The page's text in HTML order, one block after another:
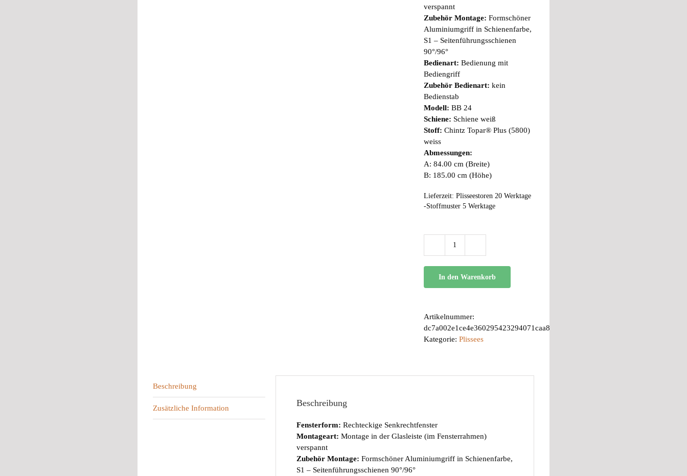
verspannt
Zubehör Montage: Formschöner
Aluminiumgriff in Schienenfarbe,
S1 – Seitenführungsschienen
90°/96°
Bedienart: Bedienung mit
Bediengriff
Zubehör Bedienart: kein
Bedienstab
Modell: BB 24
Schiene: Schiene weiß
Stoff: Chintz Topar® Plus (5800)
weiss
Abmessungen:
A: 84.00 cm (Breite)
B: 185.00 cm (Höhe)
Lieferzeit: Plisseestoren 20 Werktage
-Stoffmuster 5 Werktage
BB
In den Warenkorb
Artikelnummer:
dc7a002e1ce4e360295423294071caa8
Kategorie: Plissees
Beschreibung
Zusätzliche Information Beschreibung
Fensterform: Rechteckige Senkrechtfenster
Montageart: Montage in der Glasleiste (im Fensterrahmen)
verspannt
Zubehör Montage: Formschöner Aluminiumgriff in Schienenfarbe,
S1 – Seitenführungsschienen 90°/96°